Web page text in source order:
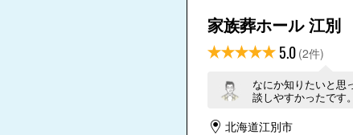
家族葬ホール 江別
5.0 (2件)
なにか知りたいと思
談しやすかったです。
北海道江別市